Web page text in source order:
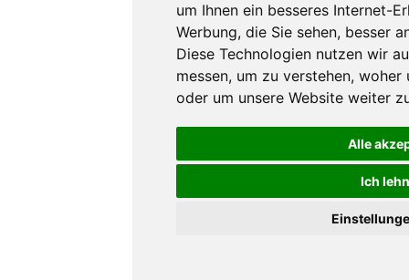
um Ihnen ein besseres Internet-
Werbung, die Sie sehen, besser
Diese Technologien nutzen wir
messen, um zu verstehen, woher
oder um unsere Website weiter
Alle
Ich